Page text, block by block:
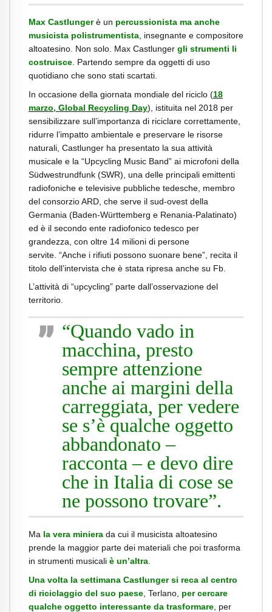
Max Castlungerè un percussionista ma anche
musicista polistrumentista , insegnante e compositore
altoatesino. Non solo. Max Castlunger gli strumenti li
costruisce . Partendo sempre da oggetti di uso
quotidiano che sono stati scartati.
In occasione della giornata mondiale del riciclo (18
marzo, Global Recycling Day), istituita nel 2018 per
sensibilizzare sull’importanza di riciclare correttamente,
ridurre l’impatto ambientale e preservare le risorse
naturali, Castlunger ha presentato la sua attività
musicale e la “Upcycling Music Band” ai microfoni della
Südwestrundfunk (SWR), una delle principali emittenti
radiofoniche e televisive pubbliche tedesche, membro
del consorzio ARD, che serve il sud-ovest della
Germania (Baden-Württemberg e Renania-Palatinato)
ed è il secondo ente radiofonico tedesco per
grandezza, con oltre 14 milioni di persone
servite. “Anche i rifiuti possono suonare bene”, recita il
titolo dell’intervista che è stata ripresa anche su Fb.
L’attività di “upcycling” parte dall’osservazione del
territorio.
“Quando vado in
macchina, presto
sempre attenzione
anche ai margini della
carreggiata, per vedere
se s’è qualche oggetto
abbandonato –
racconta – e devo dire
che in Italia di cose se
ne possono trovare”.
Ma la vera miniera da cui il musicista altoatesino
prende la maggior parte dei materiali che poi trasforma
in strumenti musicali è un’altra
Una volta la settimana Castlunger si reca al centro
di riciclaggio del suo paese , Terlano, per cercare
qualche oggetto interessante da trasformare , per